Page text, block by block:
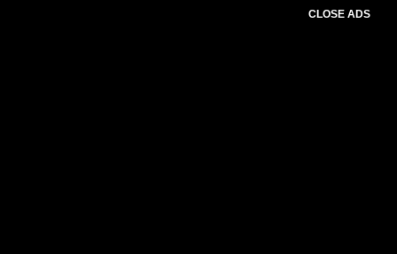
CLOSE ADS